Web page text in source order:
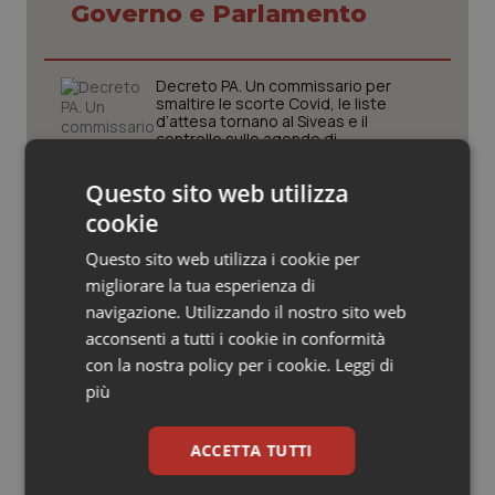
Veneto
Oncoematologia
Oncologia & Nutrizione
Quotidiano Cardiologia
Quotidiano Chirurgia
Quotidiano Oncologia
Quotidiano Pediatria
Rene & patologie urogenitali
Governo e Parlamento
Decreto PA. Un commissario per
smaltire le scorte Covid, le liste
d’attesa tornano al Siveas e il
controllo sulle agende di
Università. Bernini firma il decreto:
più rispetto a scorso anno
Pnrr Salute. Missione 6 verso il
traguardo, in chiusura la
rendicontazione degli obiettivi per la
Caldo. Ministero: oltre 1.700 chiamate
al numero 1500 dal 22 giugno.
Proseguono monitoraggi e campagna
Questo sito web utilizza
cookie
Questo sito web utilizza i cookie per
migliorare la tua esperienza di
navigazione. Utilizzando il nostro sito web
acconsenti a tutti i cookie in conformità
con la nostra policy per i cookie. Leggi di
più
ACCETTA TUTTI